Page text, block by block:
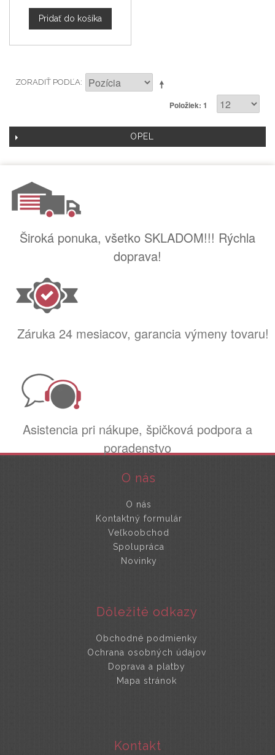
Pridať do košíka
ZORADIŤ PODĽA
Položiek: 1
OPEL
Široká ponuka, všetko SKLADOM!!! Rýchla
doprava!
Záruka 24 mesiacov, garancia výmeny tovaru!
Asistencia pri nákupe, špičková podpora a
poradenstvo
O nás
O nás
Kontaktný formulár
Veľkoobchod
Spolupráca
Novinky
Dôležité odkazy
Obchodné podmienky
Ochrana osobných údajov
Doprava a platby
Mapa stránok
Kontakt